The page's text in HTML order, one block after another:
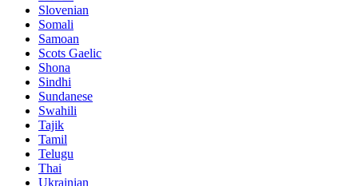
Slovenian
Somali
Samoan
Scots Gaelic
Shona
Sindhi
Sundanese
Swahili
Tajik
Tamil
Telugu
Thai
Ukrainian